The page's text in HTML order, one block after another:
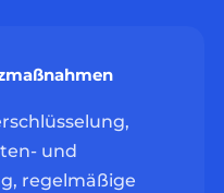
und
regelmäßige